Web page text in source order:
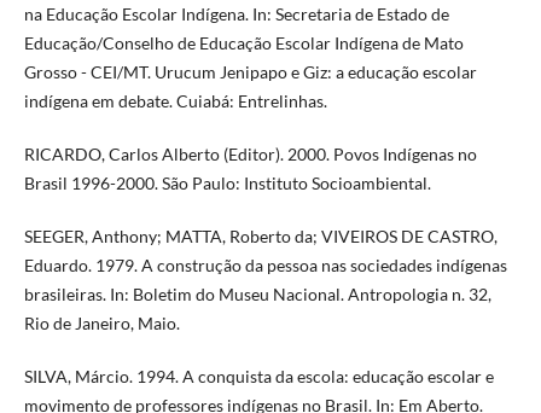
na Educação Escolar Indígena. In: Secretaria de Estado de
Educação/Conselho de Educação Escolar Indígena de Mato
Grosso - CEI/MT. Urucum Jenipapo e Giz: a educação escolar
indígena em debate. Cuiabá: Entrelinhas.
RICARDO, Carlos Alberto (Editor). 2000. Povos Indígenas no
Brasil 1996-2000. São Paulo: Instituto Socioambiental.
SEEGER, Anthony; MATTA, Roberto da; VIVEIROS DE CASTRO,
Eduardo. 1979. A construção da pessoa nas sociedades indígenas
brasileiras. In: Boletim do Museu Nacional. Antropologia n. 32,
Rio de Janeiro, Maio.
SILVA, Márcio. 1994. A conquista da escola: educação escolar e
movimento de professores indígenas no Brasil. In: Em Aberto.